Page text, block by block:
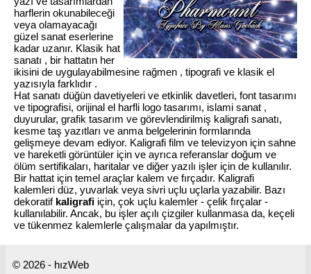
harflerin okunabileceği
veya olamayacağı
güzel sanat eserlerine
kadar uzanır. Klasik hat
sanatı , bir hattatın her
ikisini de uygulayabilmesine rağmen , tipografi ve klasik el
yazısıyla farklıdır .
Hat sanatı düğün davetiyeleri ve etkinlik davetleri, font tasarımı
ve tipografisi, orijinal el harfli logo tasarımı, islami sanat ,
duyurular, grafik tasarım ve görevlendirilmiş kaligrafi sanatı,
kesme taş yazıtları ve anma belgelerinin formlarında
gelişmeye devam ediyor. Kaligrafi film ve televizyon için sahne
ve hareketli görüntüler için ve ayrıca referanslar doğum ve
ölüm sertifikaları, haritalar ve diğer yazılı işler için de kullanılır.
Bir hattat için temel araçlar kalem ve fırçadır. Kaligrafi
kalemleri düz, yuvarlak veya sivri uçlu uçlarla yazabilir. Bazı
dekoratif kaligrafi için, çok uçlu kalemler - çelik fırçalar -
kullanılabilir. Ancak, bu işler açılı çizgiler kullanmasa da, keçeli
ve tükenmez kalemlerle çalışmalar da yapılmıştır.
© 2026 - hızWeb